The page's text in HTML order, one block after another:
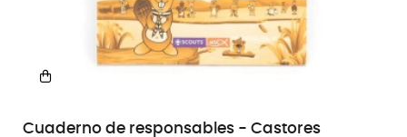
Cuaderno de responsables - Castores